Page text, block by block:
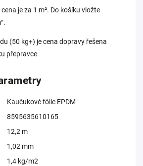
cena je za 1 m². Do košíku vložte
(50 kg+) je cena dopravy řešena
přepravce.
Kaučukové fólie EPDM
8595635610165
12,2 m
1,02 mm
1,4 kg/m2